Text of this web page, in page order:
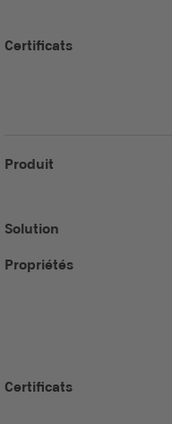
Certificats
Produit
Solution
Propriétés
Certificats